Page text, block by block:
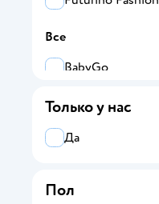
Все
BabyGo
Futurino
Futurino School
Только у нас
Да
Пол